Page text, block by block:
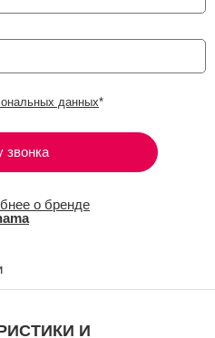
данных*
о бренде
И